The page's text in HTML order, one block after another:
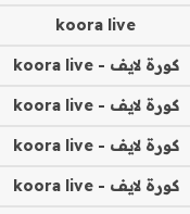
koora live
كورة لايف - koora live
كورة لايف - koora live
كورة لايف - koora live
كورة لايف - koora live